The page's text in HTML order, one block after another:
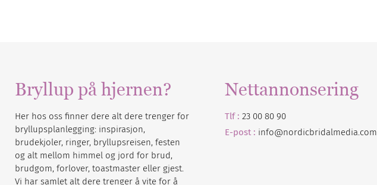
Bryllup på hjernen?
Her hos oss finner dere alt dere trenger for
bryllupsplanlegging: inspirasjon,
brudekjoler, ringer, bryllupsreisen, festen
og alt mellom himmel og jord for brud,
brudgom, forlover, toastmaster eller gjest.
Vi har samlet alt dere trenger å vite for å
Nettannonsering
Tlf : 23 00 80 90
E-post : info@nordicbridalmedia.com